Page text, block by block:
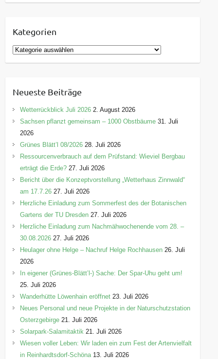
Kategorien
K
a
g
o
r
e
n
Neueste Beiträge
Wetterrückblick Juli 2026 2. August 2026
Sachsen pflanzt gemeinsam – 1000 Obstbäume 31. Juli
2026
Grünes Blätt’l 08/2026 28. Juli 2026
Ressourcenverbrauch auf dem Prüfstand: Wieviel Bergbau
erträgt die Erde? 27. Juli 2026
Bericht über die Konzeptvorstellung „Wetterhaus Zinnwald“
am 17.7.26 27. Juli 2026
Herzliche Einladung zum Sommerfest des der Botanischen
Gartens der TU Dresden 27. Juli 2026
Herzliche Einladung zum Nachmähwochenende vom 28. –
30.08.2026 27. Juli 2026
Heulager ohne Helge – Nachruf Helge Rochhausen 26. Juli
2026
In eigener (Grünes-Blätt’l-) Sache: Der Spar-Uhu geht um!
25. Juli 2026
Wanderhütte Löwenhain eröffnet 23. Juli 2026
Neues Personal und neue Projekte in der Naturschutzstation
Osterzgebirge 21. Juli 2026
Solarpark-Salamitaktik 21. Juli 2026
Wiesen voller Leben: Wir laden ein zum Fest der Artenvielfalt
in Reinhardtsdorf-Schöna 13. Juli 2026